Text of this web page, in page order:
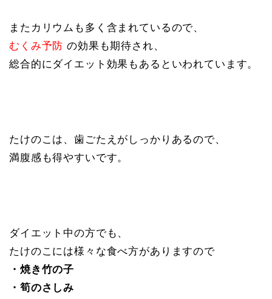
またカリウムも多く含まれているので、
むくみ予防 の効果も期待され、
総合的にダイエット効果もあるといわれています。
たけのこは、歯ごたえがしっかりあるので、
満腹感も得やすいです。
ダイエット中の方でも、
たけのこには様々な食べ方がありますので
・焼き竹の子
・筍のさしみ